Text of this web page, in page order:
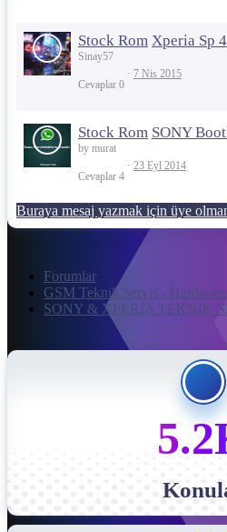
Stock Rom Xperia Sp
Sinay57
Cevaplar 0
7 Nis 2015
Stock Rom SONY
by murat
Cevaplar 4
23 Eyl 2014
Buraya mesaj yazmak için üye
Forumlar
GSM Teknik Servis -
SONY & XPERİA TEKNİK